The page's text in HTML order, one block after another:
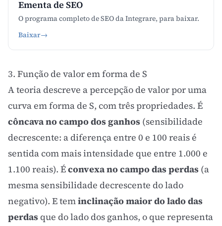
Ementa de SEO
O programa completo de SEO da Integrare, para baixar.
Baixar→
3. Função de valor em forma de S
A teoria descreve a percepção de valor por uma
curva em forma de S, com três propriedades. É
côncava no campo dos ganhos (sensibilidade
decrescente: a diferença entre 0 e 100 reais é
sentida com mais intensidade que entre 1.000 e
1.100 reais). Éconvexa no campo das perdas (a
mesma sensibilidade decrescente do lado
negativo). E teminclinação maior do lado das
perdas que do lado dos ganhos, o que representa